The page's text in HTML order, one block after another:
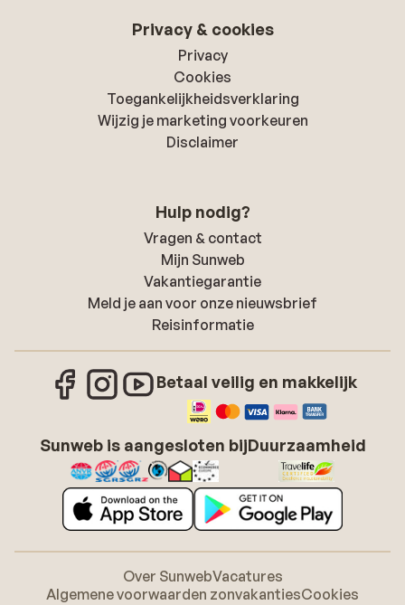
Privacy & cookies
Privacy
Cookies
Toegankelijkheidsverklaring
Wijzig je marketing voorkeuren
Disclaimer
Hulp nodig?
Vragen & contact
Mijn Sunweb
Vakantiegarantie
Meld je aan voor onze nieuwsbrief
Reisinformatie
Betaal veilig en makkelijk
Sunweb is aangesloten bijDuurzaamheid
Over SunwebVacatures
Algemene voorwaarden zonvakantiesCookies